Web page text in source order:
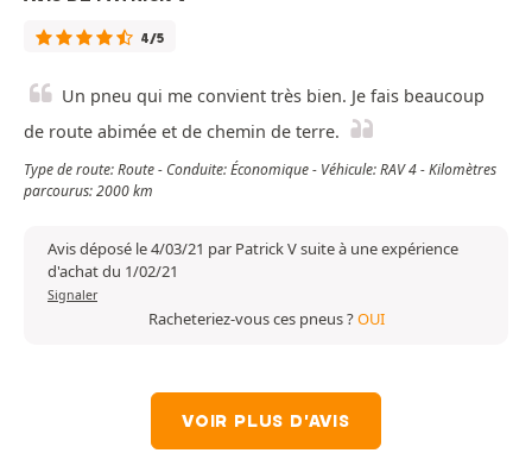
4/5
Un pneu qui me convient très bien. Je fais beaucoup
de route abimée et de chemin de terre.
Type de route: Route - Conduite: Économique - Véhicule: RAV 4 - Kilomètres
parcourus: 2000 km
Avis déposé le 4/03/21 par Patrick V suite à une expérience
d'achat du 1/02/21
Signaler
Racheteriez-vous ces pneus ?OUI
VOIR PLUS D'AVIS